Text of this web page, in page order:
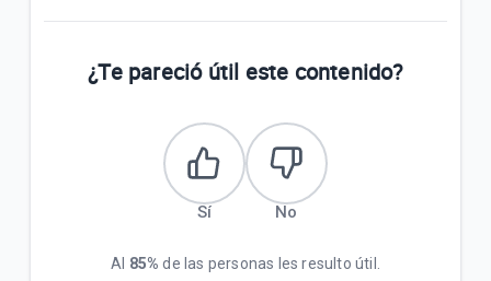
¿Te pareció útil este contenido?
Sí No
Al 85% de las personas les resulto útil.